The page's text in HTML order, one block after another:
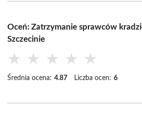
Oceń: Zatrzymanie sprawców
Szczecinie
★ ★ ★ ★ ★
Średnia ocena: 4.87 Liczba ocen: 6